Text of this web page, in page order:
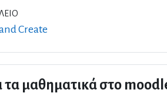
CreateΕξωτερικό εργαλείο
τα μαθηματικά στο